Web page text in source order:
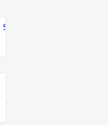
Select Language